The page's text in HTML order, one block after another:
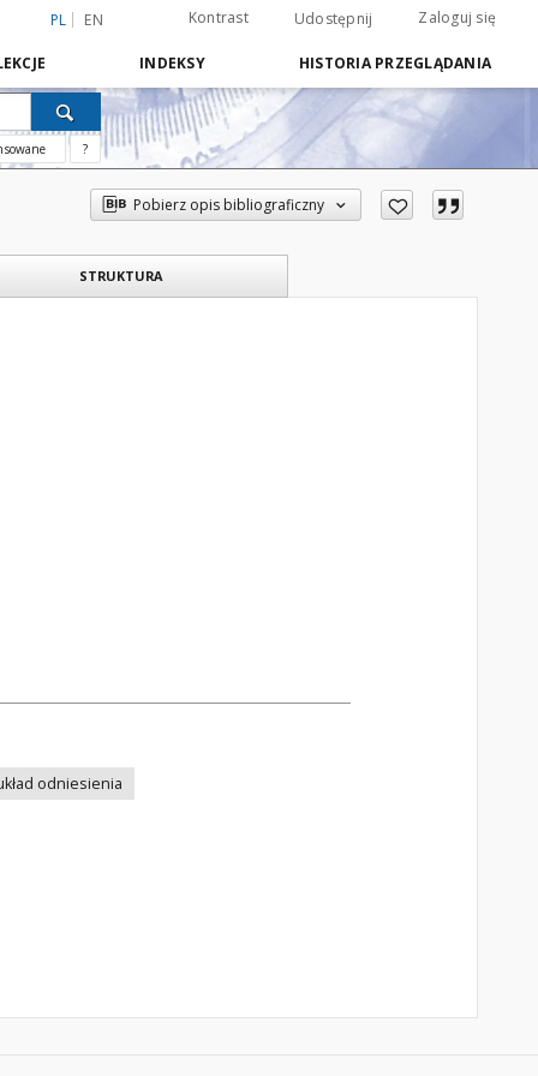
PL EN Kontrast Udostępnij Zaloguj się
INDEKSY HISTORIA PRZEGLĄDANIA
?
Pobierz opis bibliograficzny
STRUKTURA
odniesienia